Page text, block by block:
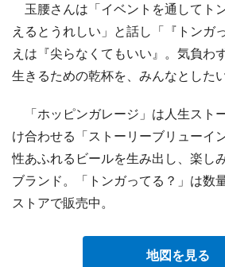
玉腰さんは「イベントを通してト
えるとうれしい」と話し「『トンガ
えは『尖らなくてもいい』。気負わ
生きるための乾杯を、みんなとした
「ホッピンガレージ」は人生スト
け合わせる「ストーリーブリューイ
性あふれるビールを生み出し、楽し
ブランド。「トンガってる？」は数
ストアで販売中。
地図を見る